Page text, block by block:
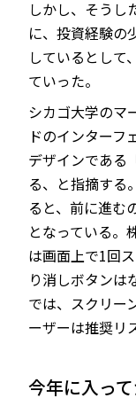
しかし、そうし
に、投資経験の
しているとして
ていった。
シカゴ大学のマ
ドのインターフ
デザインである
る、と指摘する
ると、前に進む
となっている。
は画面上で1回
り消しボタンは
では、スクリー
ーザーは推奨リ
今年に入っ